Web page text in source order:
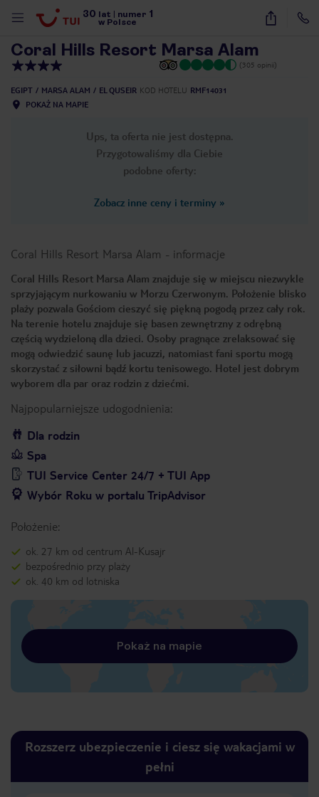
30 lat numer 1
w Polsce
45
Coral Hills Resort Marsa Alam
(305 opinii)
EGIPT MARSA ALAM EL QUSEIR KOD HOTELU RMF14031
POKAŻ NA MAPIE
Ups, ta oferta nie jest dostępna.
Przygotowaliśmy dla Ciebie
podobne oferty:
Zobacz inne ceny i terminy »
Coral Hills Resort Marsa Alam - informacje
Coral Hills Resort Marsa Alam znajduje się w miejscu niezwykle
sprzyjającym nurkowaniu w Morzu Czerwonym. Położenie blisko
plaży pozwala Gościom cieszyć się piękną pogodą przez cały rok.
Na terenie hotelu znajduje się basen zewnętrzny z odrębną
częścią wydzieloną dla dzieci. Osoby pragnące zrelaksować się
mogą odwiedzić saunę lub jacuzzi, natomiast fani sportu mogą
skorzystać z siłowni bądź kortu tenisowego. Hotel jest dobrym
wyborem dla par oraz rodzin z dziećmi.
Najpopularniejsze udogodnienia:
Dla rodzin
Spa
TUI Service Center 24/7 + TUI App
Wybór Roku w portalu TripAdvisor
Położenie:
ok. 27 km od centrum Al-Kusajr
bezpośrednio przy plaży
ok. 40 km od lotniska
Pokaż na mapie
Rozszerz ubezpieczenie i ciesz się wakacjami w
pełni